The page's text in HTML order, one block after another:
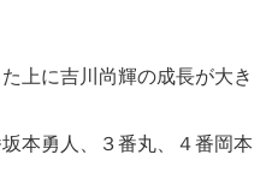
上に吉川尚輝の成長が大き
本勇人、３番丸、４番岡本